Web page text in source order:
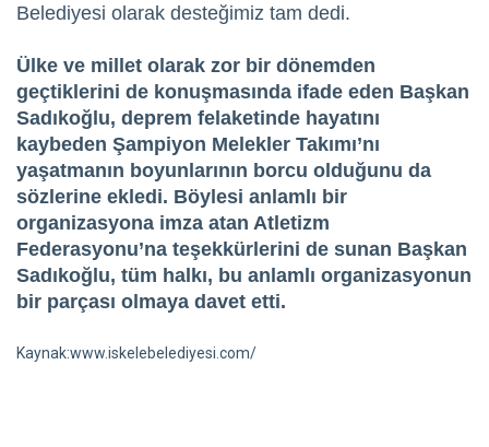
Belediyesi olarak desteğimiz tam dedi.
Ülke ve millet olarak zor bir dönemden
geçtiklerini de konuşmasında ifade eden Başkan
Sadıkoğlu, deprem felaketinde hayatını
kaybeden Şampiyon Melekler Takımı’nı
yaşatmanın boyunlarının borcu olduğunu da
sözlerine ekledi. Böylesi anlamlı bir
organizasyona imza atan Atletizm
Federasyonu’na teşekkürlerini de sunan Başkan
Sadıkoğlu, tüm halkı, bu anlamlı organizasyonun
bir parçası olmaya davet etti.
Kaynak:www.iskelebelediyesi.com/